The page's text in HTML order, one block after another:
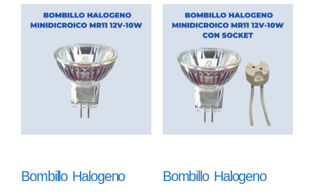
Bombillo Halogeno Bombillo Halogeno